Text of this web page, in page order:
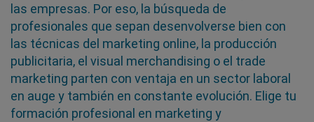
las empresas. Por eso, la búsqueda de
profesionales que sepan desenvolverse bien con
las técnicas del marketing online, la producción
publicitaria, el visual merchandising o el trade
marketing parten con ventaja en un sector laboral
en auge y también en constante evolución. Elige tu
formación profesional en marketing y